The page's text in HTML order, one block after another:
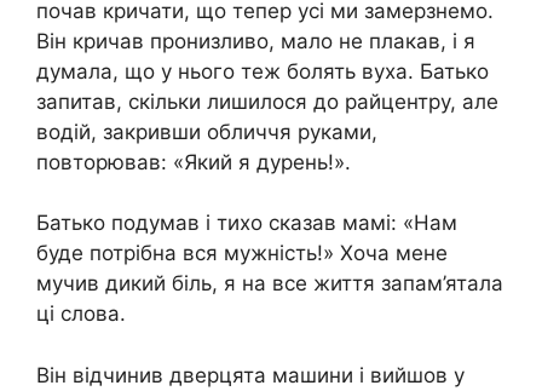
почав кричати, що тепер усі ми замерзнемо.
Він кричав пронизливо, мало не плакав, і я
думала, що у нього теж болять вуха. Батько
запитав, скільки лишилося до райцентру, але
водій, закривши обличчя руками,
повторював: «Який я дурень!».
Батько подумав і тихо сказав мамі: «Нам
буде потрібна вся мужність!» Хоча мене
мучив дикий біль, я на все життя запам’ятала
ці слова.
Він відчинив дверцята машини і вийшов у